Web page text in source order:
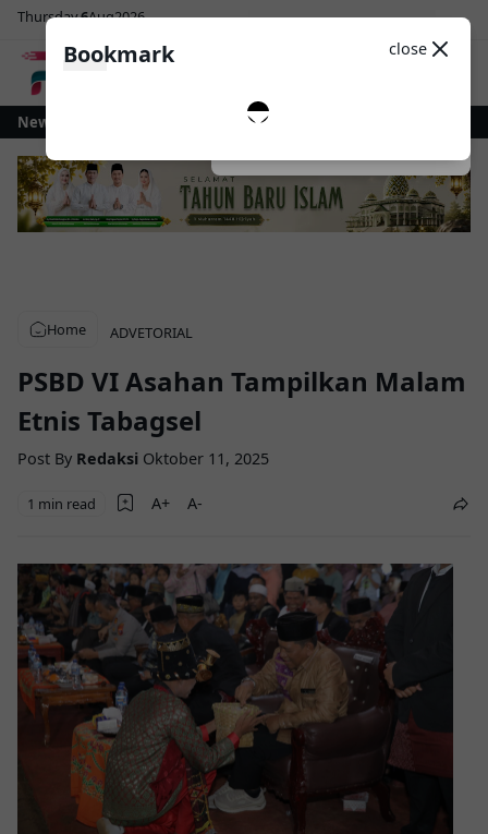
Thursday6Aug2026
Light
News Gelontorkan Rp1 Miliar untuk Revitalisasi Alun-Alun Paloko
Home ADVETORIAL
PSBD VI Asahan Tampilkan Malam
Etnis Tabagsel
Post By Redaksi Oktober 11, 2025
1 min read
Bookmark close